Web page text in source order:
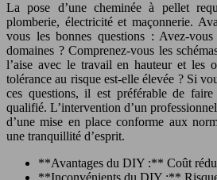
La pose d’une cheminée à pellet
plomberie, électricité et maçonnerie.
vous les bonnes questions : Avez-
domaines ? Comprenez-vous les
l’aise avec le travail en hauteur et les
tolérance au risque est-elle élevée ? Si
ces questions, il est préférable de
qualifié. L’intervention d’un
d’une mise en place conforme aux
une tranquillité d’esprit.
**Avantages du DIY :** Coût